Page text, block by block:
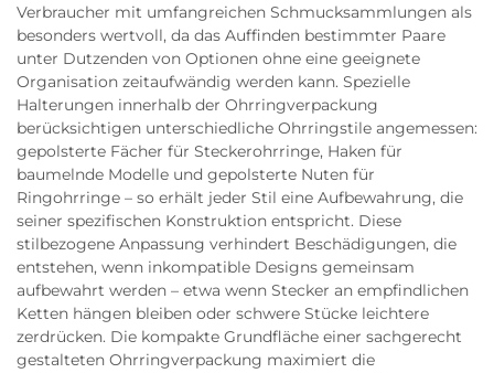
Verbraucher mit umfangreichen Schmucksammlungen als
besonders wertvoll, da das Auffinden bestimmter Paare
unter Dutzenden von Optionen ohne eine geeignete
Organisation zeitaufwändig werden kann. Spezielle
Halterungen innerhalb der Ohrringverpackung
berücksichtigen unterschiedliche Ohrringstile angemessen:
gepolsterte Fächer für Steckerohrringe, Haken für
baumelnde Modelle und gepolsterte Nuten für
Ringohrringe – so erhält jeder Stil eine Aufbewahrung, die
seiner spezifischen Konstruktion entspricht. Diese
stilbezogene Anpassung verhindert Beschädigungen, die
entstehen, wenn inkompatible Designs gemeinsam
aufbewahrt werden – etwa wenn Stecker an empfindlichen
Ketten hängen bleiben oder schwere Stücke leichtere
zerdrücken. Die kompakte Grundfläche einer sachgerecht
gestalteten Ohrringverpackung maximiert die